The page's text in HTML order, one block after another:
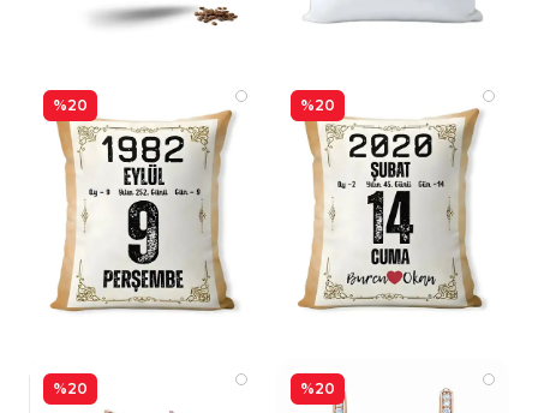
%20 %20
%20 %20